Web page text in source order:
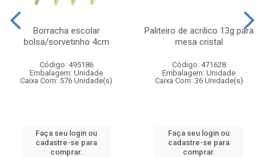
Borracha escolar
bolsa/sorvetinho 4cm
Código: 495186
Embalagem: Unidade
Caixa Com: 576 Unidade(s)
Faça seu login ou
cadastre-se para
comprar.
Paliteiro de acrilico 13g para
mesa cristal
Código: 471628
Embalagem: Unidade
Caixa Com: 36 Unidade(s)
Faça seu login ou
cadastre-se para
comprar.